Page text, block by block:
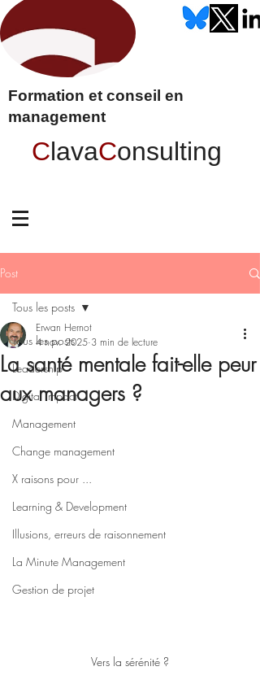
Formation et conseil en
management
ClavaConsulting
Post
Tous les posts
Leadership
Digital impact
Management
Change management
X raisons pour ...
Learning & Development
Illusions, erreurs de raisonnement
La Minute Management
Gestion de projet
Tous les posts
La santé mentale fait-elle peur
aux managers ?
Erwan Hernot
4 nov. 2025 3 min de lecture
Vers la sérénité ?